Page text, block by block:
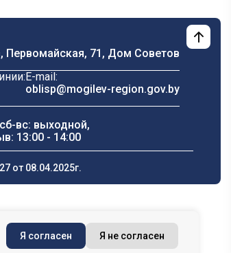
Первомайская, 71, Дом Cоветов
E-mail:
oblisp@mogilev-region.gov.by
вс: выходной,
13:00 - 14:00
от 08.04.2025г.
Я согласен Я не согласен